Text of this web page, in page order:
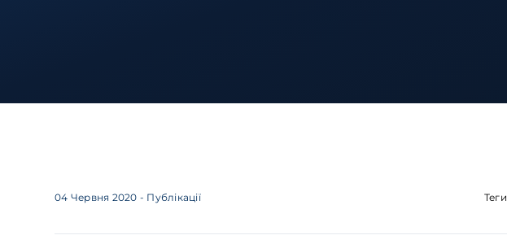
04 Червня 2020 - Публікації Теги